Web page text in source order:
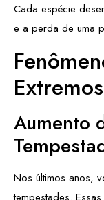
Cada espécie
e a perda de uma
Aumento
Nos últimos anos,